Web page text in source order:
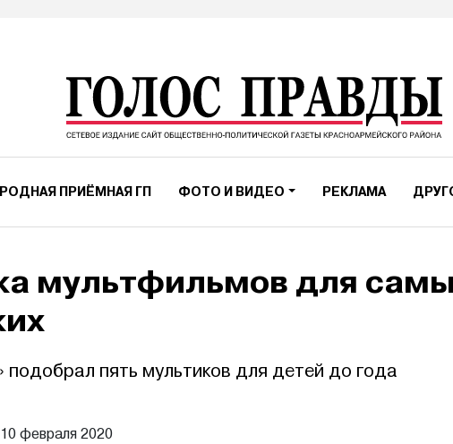
ПРИЁМНАЯ ГП ФОТО И ВИДЕО РЕКЛАМА
мультфильмов для
подобрал пять мультиков для детей до года
10 февраля 2020